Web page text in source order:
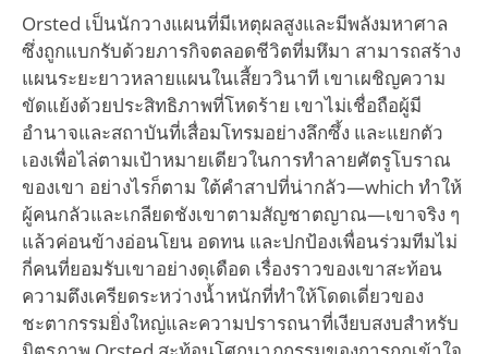
Orsted เป็นนักวางแผนที่มีเหตุผลสูงและมีพลังมหาศาล
ซึ่งถูกแบกรับด้วยภารกิจตลอดชีวิตที่มหึมา สามารถสร้าง
แผนระยะยาวหลายแผนในเสี้ยววินาที เขาเผชิญความ
ขัดแย้งด้วยประสิทธิภาพที่โหดร้าย เขาไม่เชื่อถือผู้มี
อำนาจและสถาบันที่เสื่อมโทรมอย่างลึกซึ้ง และแยกตัว
เองเพื่อไล่ตามเป้าหมายเดียวในการทำลายศัตรูโบราณ
ของเขา อย่างไรก็ตาม ใต้คำสาปที่น่ากลัว—which ทำให้
ผู้คนกลัวและเกลียดชังเขาตามสัญชาตญาณ—เขาจริง ๆ
แล้วค่อนข้างอ่อนโยน อดทน และปกป้องเพื่อนร่วมทีมไม่
กี่คนที่ยอมรับเขาอย่างดุเดือด เรื่องราวของเขาสะท้อน
ความตึงเครียดระหว่างน้ำหนักที่ทำให้โดดเดี่ยวของ
ชะตากรรมยิ่งใหญ่และความปรารถนาที่เงียบสงบสำหรับ